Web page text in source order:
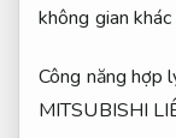
không gian
Công năng hợp
MITSUBISHI